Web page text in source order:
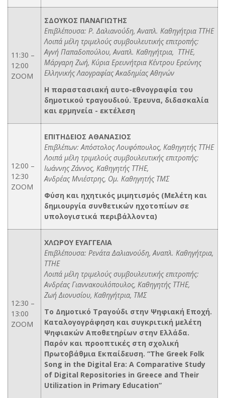
11:30 –
12:00
ΖΟΟΜ
ΣΔΟΥΚΟΣ ΠΑΝΑΓΙΩΤΗΣ
Επιβλέπουσα: Ρ. Δαλιανούδη, Αναπλ. Καθηγήτρια ΤΤΗΕ
Λοιπά μέλη τριμελούς συμβουλευτικής επιτροπής:
Αγνή Παπαδοπούλου, Αναπλ. Καθηγήτρια, ΤΤΗΕ,
Μάργαρη Ζωή, Κύρια Ερευνήτρια Κέντρου Ερεύνης
Ελληνικής Λαογραφίας Ακαδημίας Αθηνών
Η παραστασιακή αυτο-εθνογραφία του
δημοτικού τραγουδιού. Έρευνα, διδασκαλία
και ερμηνεία - εκτέλεση
12:00 –
12:30
ΖΟΟΜ
ΕΠΙΤΗΔΕΙΟΣ ΑΘΑΝΑΣΙΟΣ
Επιβλέπων: Απόστολος Λουφόπουλος, Καθηγητής ΤΤΗΕ
Λοιπά μέλη τριμελούς συμβουλευτικής επιτροπής:
Ιωάννης Ζάννος, Καθηγητής ΤΤΗΕ,
Ανδρέας Μνιέστρης, Ομ. Καθηγητής ΤΜΣ
Φύση και ηχητικός μιμητισμός (Μελέτη και
δημιουργία συνθετικών ηχοτοπίων σε
υπολογιστικά περιβάλλοντα)
12:30 –
13:00
ZOOM
ΧΛΩΡΟΥ ΕΥΑΓΓΕΛΙΑ
Επιβλέπουσα: Ρενάτα Δαλιανούδη, Αναπλ. Καθηγήτρια,
ΤΤΗΕ
Λοιπά μέλη τριμελούς συμβουλευτικής επιτροπής:
Ανδρέας Γιαννακουλόπουλος, Καθηγητής ΤΤΗΕ,
Ζωή Διονυσίου, Καθηγήτρια, ΤΜΣ
Το Δημοτικό Τραγούδι στην Ψηφιακή Εποχή.
Καταλογογράφηση και συγκριτική μελέτη
Ψηφιακών Αποθετηρίων στην Ελλάδα.
Παρόν και προοπτικές στη σχολική
Πρωτοβάθμια Εκπαίδευση. “The Greek Folk
Song in the Digital Era: A Comparative Study
of Digital Repositories in Greece and Their
Utilization in Primary Education”